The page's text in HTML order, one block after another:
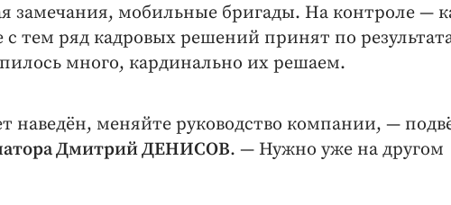
мобильные бригады. На конт­роле —
тем ряд кадровых решений принят по
много, кардинально их решаем.
наведён, меняйте руководство компании, —
Дмит­рий ДЕНИСОВ. — ​Нужно уже на другом